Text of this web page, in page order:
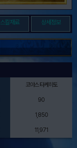
스킬재료 상세정보
코야스 타케히토
90
1,850
11,971